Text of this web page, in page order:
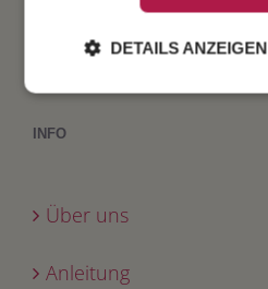
INFO
Über uns
Anleitung
DETAILS ANZEIGEN